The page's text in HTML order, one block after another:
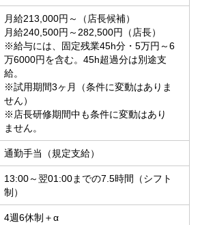
月給213,000円～（店長候補）
月給240,500円～282,500円（店長）
※給与には、固定残業45h分・5万円～6
万6000円を含む。45h超過分は別途支
給。
※試用期間3ヶ月（条件に変動はありま
せん）
※店長研修期間中も条件に変動はあり
ません。
通勤手当（規定支給）
13:00～翌01:00までの7.5時間（シフト
制）
4週6休制＋α